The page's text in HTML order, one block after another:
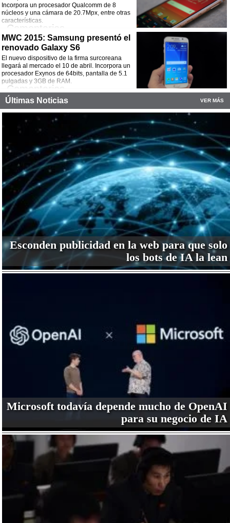
Incorpora un procesador Qualcomm de 8
núcleos y una cámara de 20.7Mpx, entre otras
características.
Comentarios
¡Comparte esta noticia!
Facebook
Twitter
WhatsApp
Email
MWC 2015: Samsung presentó el
renovado Galaxy S6
El nuevo dispositivo de la firma surcoreana
llegará al mercado el 10 de abril. Incorpora un
procesador Exynos de 64bits, pantalla de 5.1
pulgadas y 3GB de RAM.
Comentarios
Facebook
TwitterWhatsApp
Email
Últimas Noticias VER MÁS
Esconden publicidad en la web para que solo
los bots de IA la lean
Microsoft todavía depende mucho de OpenAI
para su negocio de IA